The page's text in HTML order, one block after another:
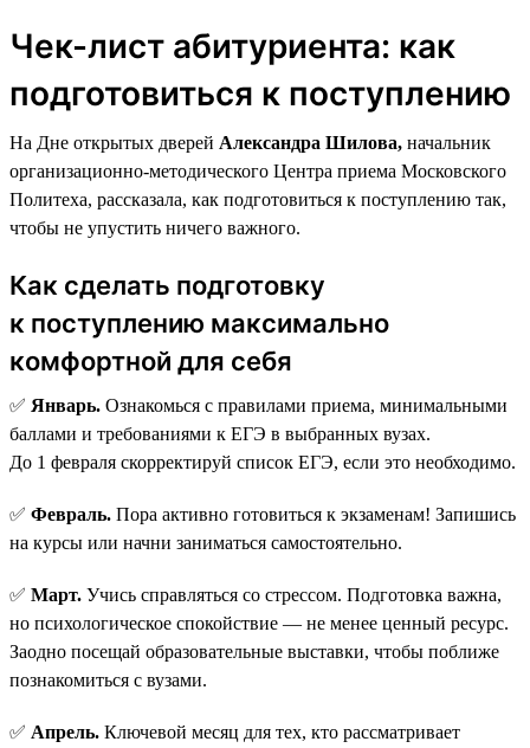
Чек-лист абитуриента: как
подготовиться к поступлению
На Дне открытых дверей Александра Шилова, начальник
организационно-методического Центра приема Московского
Политеха, рассказала, как подготовиться к поступлению так,
чтобы не упустить ничего важного.
Как сделать подготовку
к поступлению максимально
комфортной для себя
✅ Январь. Ознакомься с правилами приема, минимальными
баллами и требованиями к ЕГЭ в выбранных вузах.
До 1 февраля скорректируй список ЕГЭ, если это необходимо.
✅ Февраль. Пора активно готовиться к экзаменам! Запишись
на курсы или начни заниматься самостоятельно.
✅ Март. Учись справляться со стрессом. Подготовка важна,
но психологическое спокойствие — не менее ценный ресурс.
Заодно посещай образовательные выставки, чтобы поближе
познакомиться с вузами.
✅ Апрель. Ключевой месяц для тех, кто рассматривает